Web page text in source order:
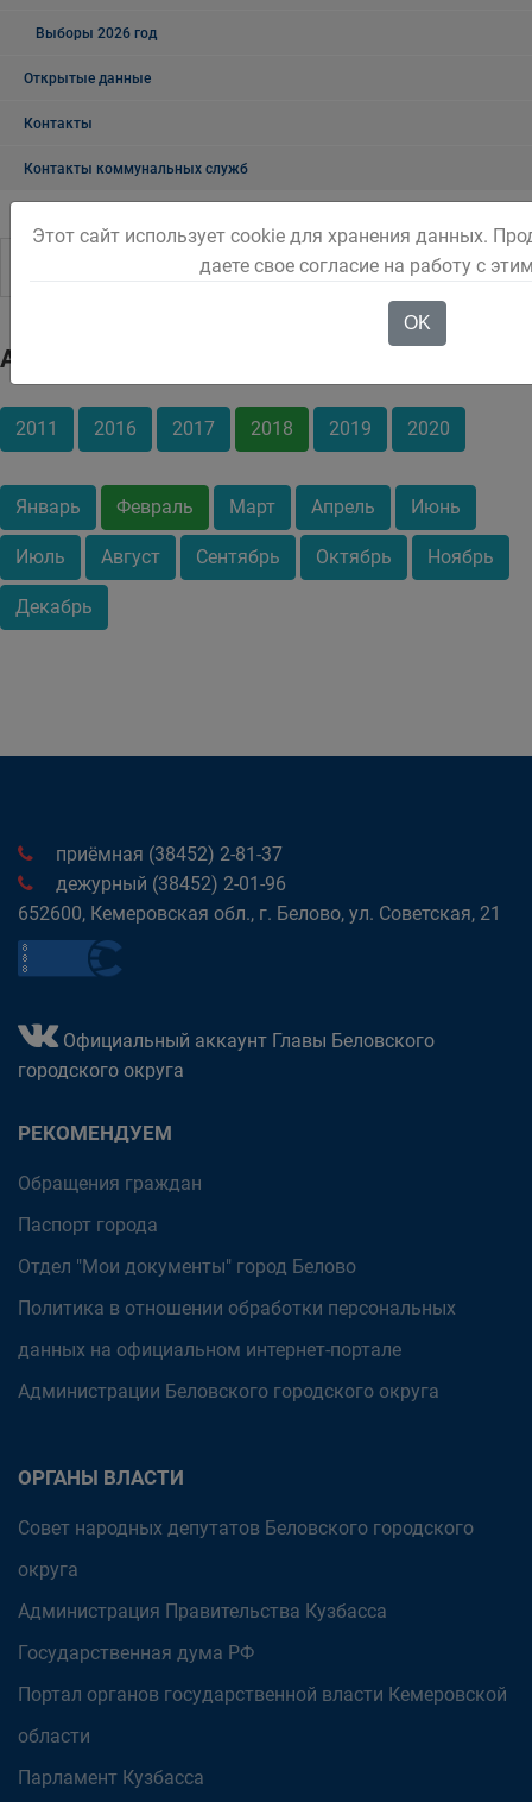
Выборы 2026 год
Открытые данные
Контакты
Контакты коммунальных служб
Архив
2011 2016 2017 2018 2019 2020
Январь Февраль Март Апрель Июнь
Июль Август Сентябрь Октябрь Ноябрь
Декабрь
приёмная (38452) 2-81-37
дежурный (38452) 2-01-96
652600, Кемеровская обл., г. Белово, ул. Советская, 21
Официальный аккаунт Главы Беловского
городского округа
РЕКОМЕНДУЕМ
Обращения граждан
Паспорт города
Отдел "Мои документы" город Белово
Политика в отношении обработки персональных
данных на официальном интернет-портале
Администрации Беловского городского округа
ОРГАНЫ ВЛАСТИ
Совет народных депутатов Беловского городского
округа
Администрация Правительства Кузбасса
Государственная дума РФ
Портал органов государственной власти Кемеровской
области
Парламент Кузбасса
Этот сайт использует cookie для хранения данных.
даете свое согласие на работу с
OK